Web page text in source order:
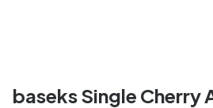
baseks Single Cherry